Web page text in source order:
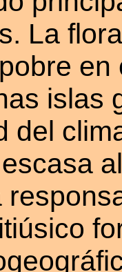
La
islas
del